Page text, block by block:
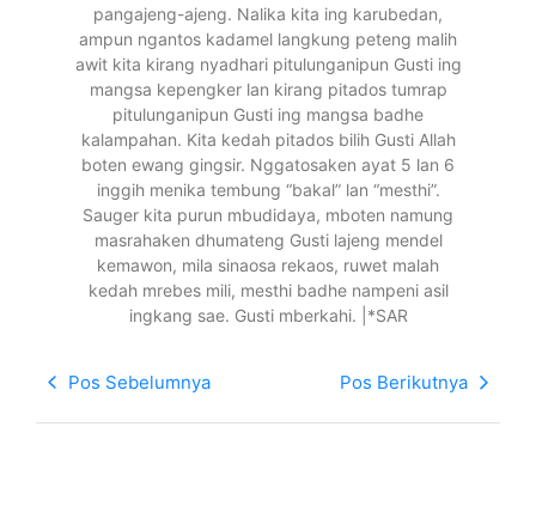
pangajeng-ajeng. Nalika kita ing karubedan,
ampun ngantos kadamel langkung peteng malih
awit kita kirang nyadhari pitulunganipun Gusti ing
mangsa kepengker lan kirang pitados tumrap
pitulunganipun Gusti ing mangsa badhe
kalampahan. Kita kedah pitados bilih Gusti Allah
boten ewang gingsir. Nggatosaken ayat 5 lan 6
inggih menika tembung “bakal” lan “mesthi”.
Sauger kita purun mbudidaya, mboten namung
masrahaken dhumateng Gusti lajeng mendel
kemawon, mila sinaosa rekaos, ruwet malah
kedah mrebes mili, mesthi badhe nampeni asil
ingkang sae. Gusti mberkahi. |*SAR
Pos Sebelumnya Pos Berikutnya